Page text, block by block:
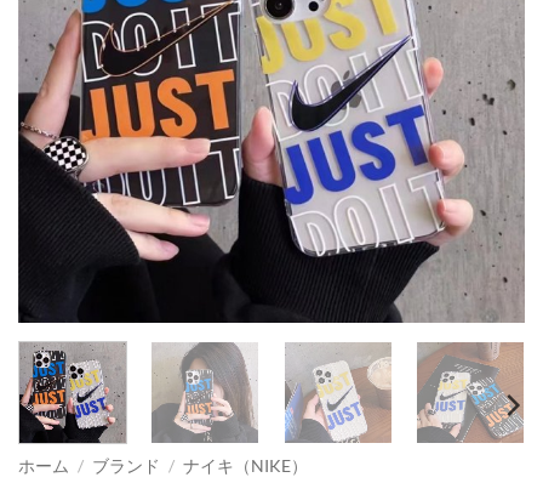
ホーム / ブランド / ナイキ（NIKE）